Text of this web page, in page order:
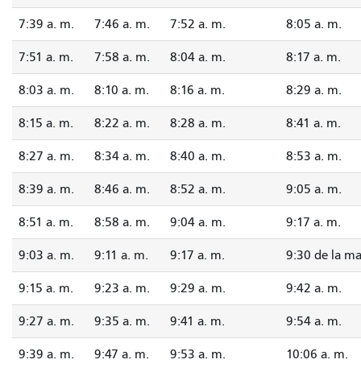
7:39 a. m. 7:46 a. m. 7:52 a. m. 8:05 a. m.
7:51 a. m. 7:58 a. m. 8:04 a. m. 8:17 a. m.
8:03 a. m. 8:10 a. m. 8:16 a. m. 8:29 a. m.
8:15 a. m. 8:22 a. m. 8:28 a. m. 8:41 a. m.
8:27 a. m. 8:34 a. m. 8:40 a. m. 8:53 a. m.
8:39 a. m. 8:46 a. m. 8:52 a. m. 9:05 a. m.
8:51 a. m. 8:58 a. m. 9:04 a. m. 9:17 a. m.
9:03 a. m. 9:11 a. m. 9:17 a. m. 9:30 de la
9:15 a. m. 9:23 a. m. 9:29 a. m. 9:42 a. m.
9:27 a. m. 9:35 a. m. 9:41 a. m. 9:54 a. m.
9:39 a. m. 9:47 a. m. 9:53 a. m. 10:06 a. m.